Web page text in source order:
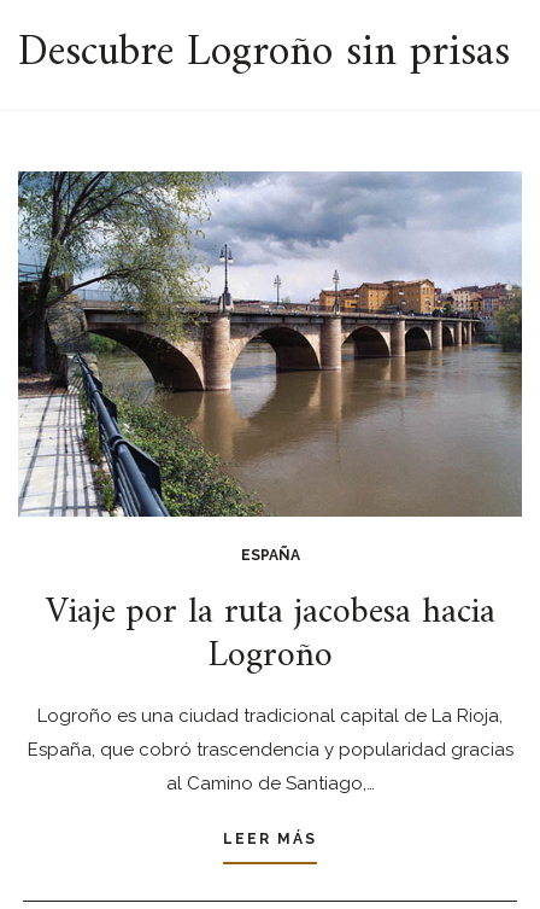
ESPACIO
Descubre Logroño sin prisas
ESPAÑA
Viaje por la ruta jacobesa hacia
Logroño
Logroño es una ciudad tradicional capital de La Rioja,
España, que cobró trascendencia y popularidad gracias
al Camino de Santiago,…
LEER MÁS